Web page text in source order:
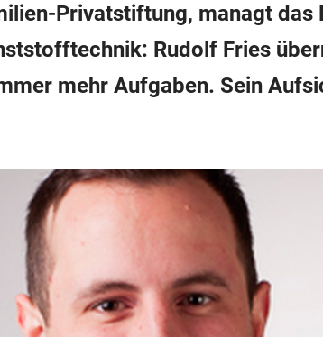
Privatstiftung, managt
Rudolf Fries
mehr Aufgaben. Sein